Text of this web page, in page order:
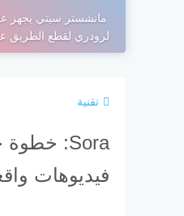
مانشستر سيتي يجهز
لرودري لقطع الطريق
تقنية
فيديوهات